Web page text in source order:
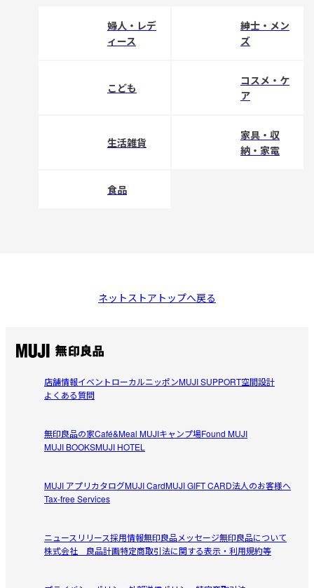
婦人・レデ
ィース
紳士・メン
ズ
こども
コスメ・ケ
ア
生活雑貨
家具・収
納・家電
食品
ネットストアトップへ戻る
店舗情報イベントローカルニッポンMUJI SUPPORT空間設計
よくある質問
無印良品の家Café&Meal MUJIキャンプ場Found MUJI
MUJI BOOKSMUJI HOTEL
MUJI アプリカタログMUJI CardMUJI GIFT CARD法人のお客様へ
Tax-free Services
ニュースリリース採用情報無印良品メッセージ無印良品について
株式会社 良品計画特定商取引法に関する表示・利用規約等